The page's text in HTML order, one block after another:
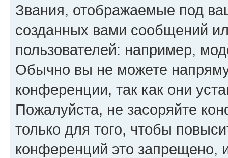
Звания, отображаемые под
созданных вами сообщений
пользователей: например,
Обычно вы не можете
конференции, так как они
Пожалуйста, не засоряйте
только для того, чтобы
конференций это запрещено,